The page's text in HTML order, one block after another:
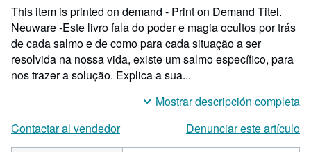
estrellas
This item is printed on demand - Print on Demand Titel.
Neuware -Este livro fala do poder e magia ocultos por trás
de cada salmo e de como para cada situação a ser
resolvida na nossa vida, existe um salmo específico, para
nos trazer a solução. Explica a sua...
Mostrar descripción completa
Contactar al vendedor
Denunciar este artículo